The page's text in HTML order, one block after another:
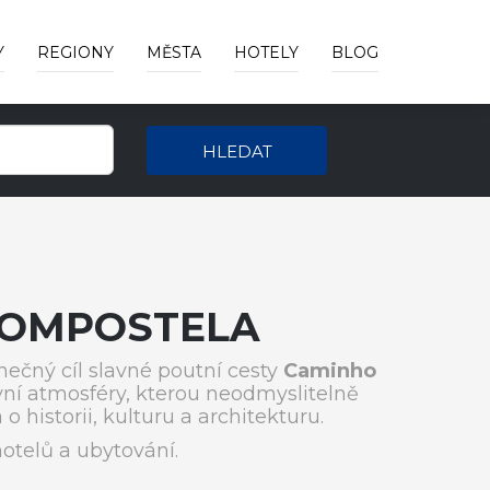
REGIONY MĚSTA HOTELY BLOG
HLEDAT
cíl slavné poutní cesty Caminho
atmosféry, kterou neodmyslitelně
o historii, kulturu a architekturu.
a ubytování.